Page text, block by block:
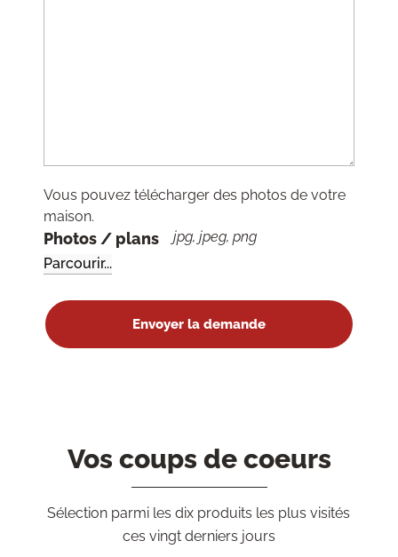
Vous pouvez télécharger des photos de votre
maison.
Photos / plans jpg, jpeg, png
Vos coups de coeurs
Sélection parmi les dix produits les plus visités
ces vingt derniers jours